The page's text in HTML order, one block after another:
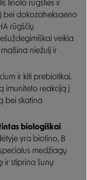
linolo rūgšties ir
bei dokozaheksaeno
rūgščių
veikia
niežulį ir
ir kiti prebiotikai.
imuniteto reakciją į
bei skatina
biologiškai
yra biotino, B
medžiagų
ir stiprina šunų